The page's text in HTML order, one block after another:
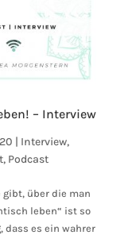
– Interview
| Interview,
, Podcast
gibt, über die man
leben“ ist so
dass es ein wahrer